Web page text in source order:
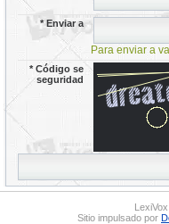
*Enviar a
Para enviar a
*Código se
seguridad
Sitio impulsado por